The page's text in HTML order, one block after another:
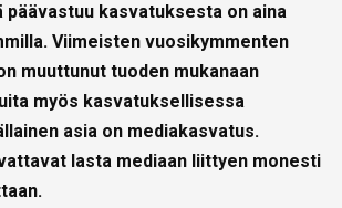
kasvatuksesta on aina
Viimeisten vuosikymmenten
muuttunut tuoden mukanaan
myös kasvatuksellisessa
asia on mediakasvatus.
lasta mediaan liittyen monesti